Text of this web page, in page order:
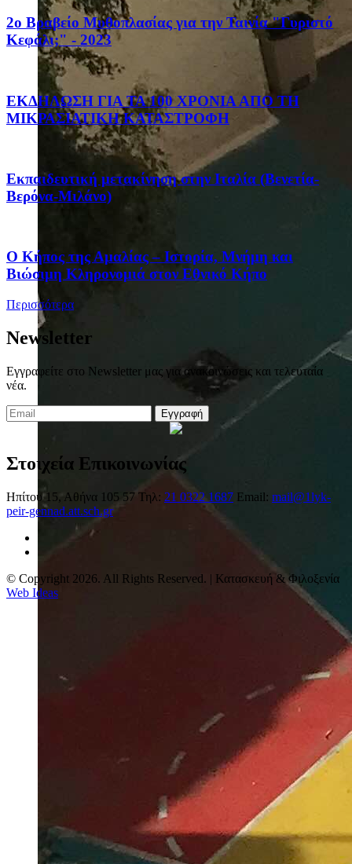
2ο Βραβείο Μυθοπλασίας για την Ταινία "Γυριστό
Κεφάλι;" - 2023
ΕΚΔΗΛΩΣΗ ΓΙΑ ΤΑ 100 ΧΡΟΝΙΑ ΑΠΟ ΤΗ
ΜΙΚΡΑΣΙΑΤΙΚΗ ΚΑΤΑΣΤΡΟΦΗ
Eκπαιδευτική μετακίνηση στην Ιταλία (Βενετία-
Βερόνα-Μιλάνο)
Ο Κήπος της Αμαλίας – Ιστορία, Μνήμη και
Βιώσιμη Κληρονομιά στον Εθνικό Κήπο
Περισσότερα
Newsletter
Εγγραφείτε στο Newsletter μας για ανακοινώσεις και τελευταία
νέα.
Εγγραφή
Στοιχεία Επικοινωνίας
Ηπίτου 15, Αθήνα 105 57 Τηλ: 21 0322 1687 Email: mail@1lyk-
peir-gennad.att.sch.gr
© Copyright 2026. All Rights Reserved. | Κατασκευή & Φιλοξενία
Web Ideas